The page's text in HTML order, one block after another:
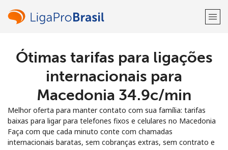
Bem-vindo(a)!
ENTRE →
Entrar com
Ótimas tarifas para ligações
internacionais para
Macedonia ⁦34.9c⁩/min
Melhor oferta para manter contato com sua família: tarifas
baixas para ligar para telefones fixos e celulares no Macedonia
Faça com que cada minuto conte com chamadas
internacionais baratas, sem cobranças extras, sem contrato e